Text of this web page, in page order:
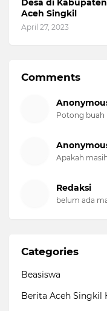
Desa di Kabupaten
Aceh Singkil
April 27, 2023
Comments
Potong buah
Apakah
Redaksi
belum ada
Categories
Beasiswa
Berita Aceh Singkil